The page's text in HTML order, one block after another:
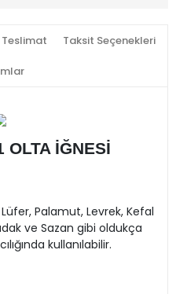
Taksit Seçenekleri
OLTA İĞNESİ
Palamut, Levrek, Kefal
ve Sazan gibi oldukça
kullanılabilir.